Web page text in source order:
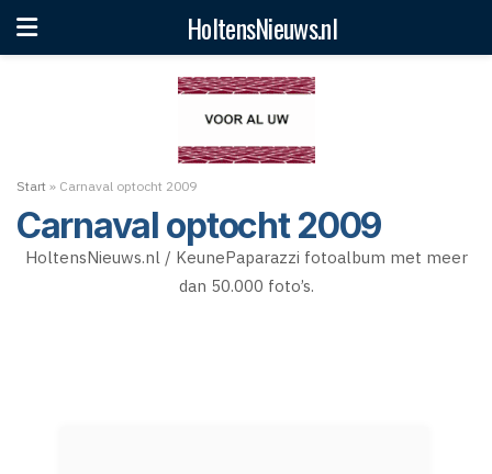
HoltensNieuws.nl
Start » Carnaval optocht 2009
Carnaval optocht 2009
HoltensNieuws.nl / KeunePaparazzi fotoalbum met meer
dan 50.000 foto’s.